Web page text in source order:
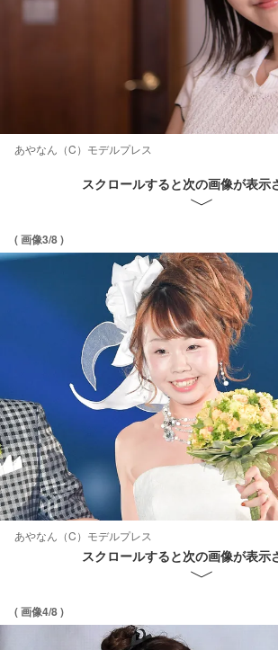
あやなん（C）モデルプレス
スクロールすると次の画像が表示
( 画像3/8 )
あやなん（C）モデルプレス
スクロールすると次の画像が表示
( 画像4/8 )